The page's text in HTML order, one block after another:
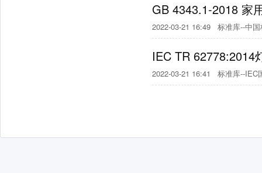
GB 4343.1-2018 家
2022-03-21 16:49 标准库--中
IEC TR 62778:2014
2022-03-21 16:41 标准库--IEC